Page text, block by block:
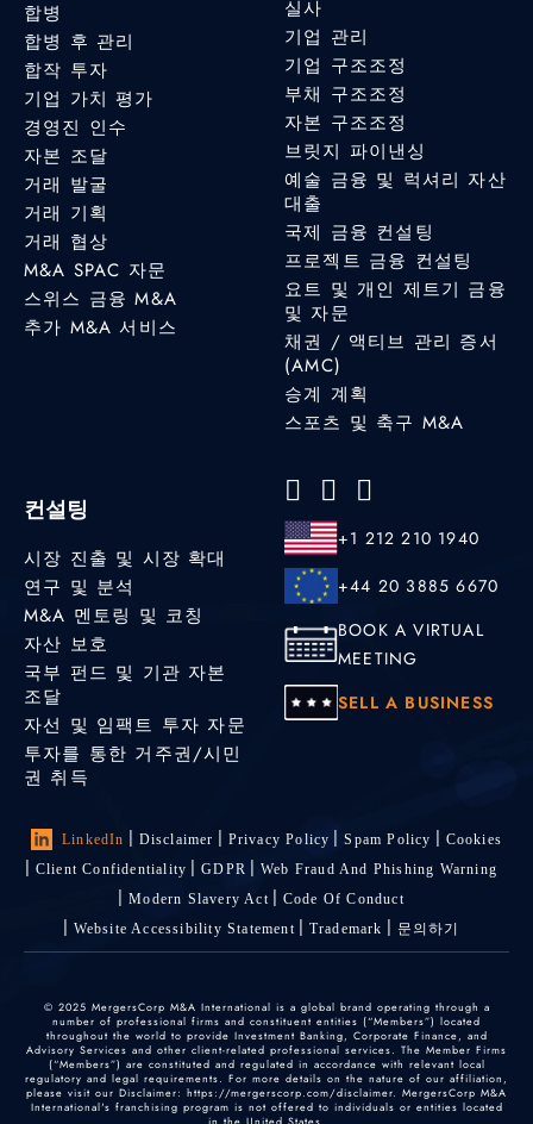
합병
합병 후 관리
합작 투자
기업 가치 평가
경영진 인수
자본 조달
거래 발굴
거래 기획
거래 협상
M&A SPAC 자문
스위스 금융 M&A
추가 M&A 서비스
실사
기업 관리
기업 구조조정
부채 구조조정
자본 구조조정
브릿지 파이낸싱
예술 금융 및 럭셔리 자산
대출
국제 금융 컨설팅
프로젝트 금융 컨설팅
요트 및 개인 제트기 금융
및 자문
채권 / 액티브 관리 증서
(AMC)
승계 계획
스포츠 및 축구 M&A
컨설팅
시장 진출 및 시장 확대
연구 및 분석
M&A 멘토링 및 코칭
자산 보호
국부 펀드 및 기관 자본
조달
자선 및 임팩트 투자 자문
투자를 통한 거주권/시민
권 취득
+1 212 210 1940
+44 20 3885 6670
BOOK A VIRTUAL
MEETING
SELL A BUSINESS
LinkedIn Disclaimer Privacy Policy Spam Policy
Cookies
Client Confidentiality
GDPR
Web Fraud And Phishing Warning
Modern Slavery Act
Code Of Conduct
Website Accessibility Statement
Trademark 문의하기
© 2025 MergersCorp M&A International is a global brand operating through a
number of professional firms and constituent entities (“Members”) located
throughout the world to provide Investment Banking, Corporate Finance, and
Advisory Services and other client-related professional services. The Member Firms
(“Members”) are constituted and regulated in accordance with relevant local
regulatory and legal requirements. For more details on the nature of our affiliation,
please visit our Disclaimer: https://mergerscorp.com/disclaimer. MergersCorp M&A
International's franchising program is not offered to individuals or entities located
in the United States.